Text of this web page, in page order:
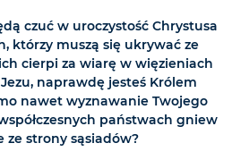
czuć w uroczystość Chrystusa
którzy muszą się ukrywać ze
cierpi za wiarę w więzieniach
naprawdę jesteś Królem
nawet wyznawanie Twojego
państwach gniew
ze strony sąsiadów?